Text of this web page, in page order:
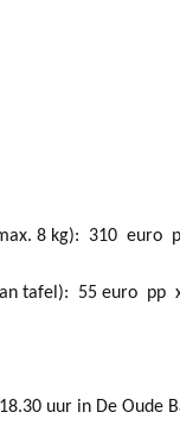
8 kg): 310 euro
tafel): 55 euro pp
uur in De Oude